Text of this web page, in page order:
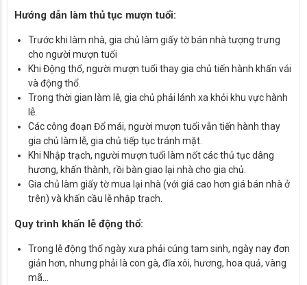
Hướng dẫn làm thủ tục mượn tuổi:
Trước khi làm nhà, gia chủ làm giấy tờ bán nhà tượng trưng
cho người mượn tuổi
Khi Động thổ, người mượn tuổi thay gia chủ tiến hành khấn vái
và động thổ.
Trong thời gian làm lễ, gia chủ phải lánh xa khỏi khu vực hành
lễ.
Các công đoạn Đổ mái, người mượn tuổi vẫn tiến hành thay
gia chủ làm lễ, gia chủ tiếp tục tránh mặt.
Khi Nhập trạch, người mượn tuổi làm nốt các thủ tục dâng
hương, khấn thành, rồi bàn giao lại nhà cho gia chủ.
Gia chủ làm giấy tờ mua lại nhà (với giá cao hơn giá bán nhà ở
trên) và khấn cầu lễ nhập trạch.
Quy trình khấn lễ động thổ:
Trong lễ động thổ ngày xưa phải cúng tam sinh, ngày nay đơn
giản hơn, nhưng phải là con gà, đĩa xôi, hương, hoa quả, vàng
mã…